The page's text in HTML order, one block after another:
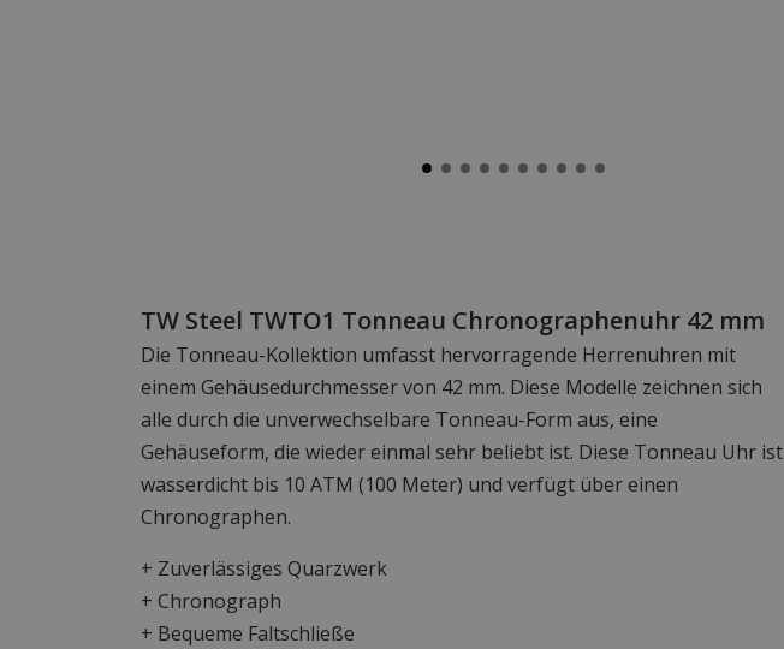
TW Steel TWTO1 Tonneau Chronographenuhr 42 mm
Die Tonneau-Kollektion umfasst hervorragende Herrenuhren mit
einem Gehäusedurchmesser von 42 mm. Diese Modelle zeichnen sich
alle durch die unverwechselbare Tonneau-Form aus, eine
Gehäuseform, die wieder einmal sehr beliebt ist. Diese Tonneau Uhr ist
wasserdicht bis 10 ATM (100 Meter) und verfügt über einen
Chronographen.
+ Zuverlässiges Quarzwerk
+ Chronograph
+ Bequeme Faltschließe